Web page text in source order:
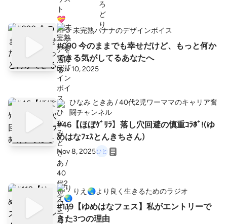
未完熟バナナのデザインボイス
#090 今のままでも幸せだけど、もっと何か
できる気がしてるあなたへ
Nov 10, 2025
ひなみ ときあ / 40代2児ワーママのキャリア奮
闘チャンネル
#46【ほぼｹﾞﾘﾗ】落し穴回避の慎重ｺﾗﾎﾞ!(ゆ
めはなﾌｪｽとんきちさん)
Nov 8, 2025
りえ🌏️より良く生きるためのラジオ
#119【ゆめはなフェス】私がエントリーで
きた3つの理由